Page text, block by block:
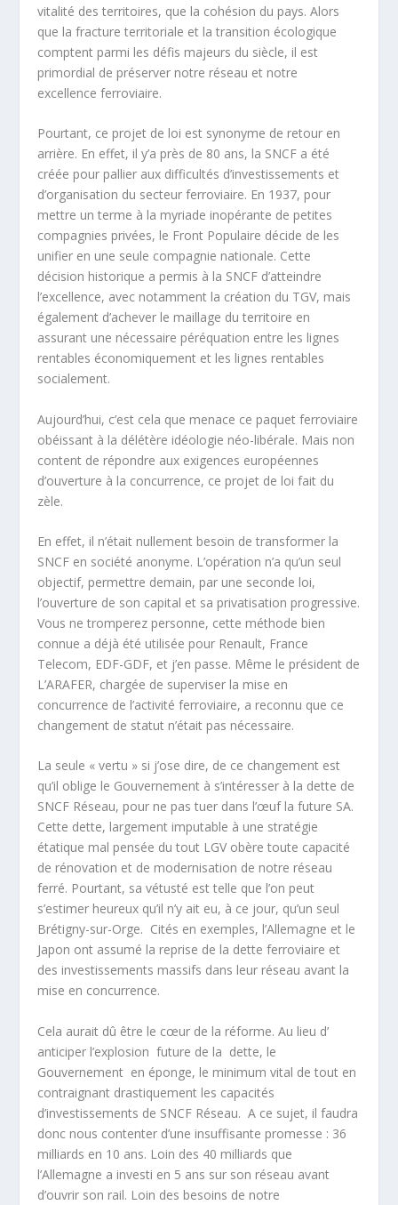
vitalité des territoires, que la cohésion du pays. Alors
que la fracture territoriale et la transition écologique
comptent parmi les défis majeurs du siècle, il est
primordial de préserver notre réseau et notre
excellence ferroviaire.
Pourtant, ce projet de loi est synonyme de retour en
arrière. En effet, il y’a près de 80 ans, la SNCF a été
créée pour pallier aux difficultés d’investissements et
d’organisation du secteur ferroviaire. En 1937, pour
mettre un terme à la myriade inopérante de petites
compagnies privées, le Front Populaire décide de les
unifier en une seule compagnie nationale. Cette
décision historique a permis à la SNCF d’atteindre
l’excellence, avec notamment la création du TGV, mais
également d’achever le maillage du territoire en
assurant une nécessaire péréquation entre les lignes
rentables économiquement et les lignes rentables
socialement.
Aujourd’hui, c’est cela que menace ce paquet ferroviaire
obéissant à la délétère idéologie néo-libérale. Mais non
content de répondre aux exigences européennes
d’ouverture à la concurrence, ce projet de loi fait du
zèle.
En effet, il n’était nullement besoin de transformer la
SNCF en société anonyme. L’opération n’a qu’un seul
objectif, permettre demain, par une seconde loi,
l’ouverture de son capital et sa privatisation progressive.
Vous ne tromperez personne, cette méthode bien
connue a déjà été utilisée pour Renault, France
Telecom, EDF-GDF, et j’en passe. Même le président de
L’ARAFER, chargée de superviser la mise en
concurrence de l’activité ferroviaire, a reconnu que ce
changement de statut n’était pas nécessaire.
La seule « vertu » si j’ose dire, de ce changement est
qu’il oblige le Gouvernement à s’intéresser à la dette de
SNCF Réseau, pour ne pas tuer dans l’œuf la future SA.
Cette dette, largement imputable à une stratégie
étatique mal pensée du tout LGV obère toute capacité
de rénovation et de modernisation de notre réseau
ferré. Pourtant, sa vétusté est telle que l’on peut
s’estimer heureux qu’il n’y ait eu, à ce jour, qu’un seul
Brétigny-sur-Orge. Cités en exemples, l’Allemagne et le
Japon ont assumé la reprise de la dette ferroviaire et
des investissements massifs dans leur réseau avant la
mise en concurrence.
Cela aurait dû être le cœur de la réforme. Au lieu d’
anticiper l’explosion future de la dette, le
Gouvernement en éponge, le minimum vital de tout en
contraignant drastiquement les capacités
d’investissements de SNCF Réseau. A ce sujet, il faudra
donc nous contenter d’une insuffisante promesse : 36
milliards en 10 ans. Loin des 40 milliards que
l’Allemagne a investi en 5 ans sur son réseau avant
d’ouvrir son rail. Loin des besoins de notre